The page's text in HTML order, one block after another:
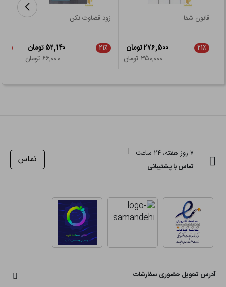
قانون شفا
۲۱٪
۲۷۶,۵۰۰ تومان
۳۵۰,۰۰۰ تومان
زود قضاوت نکن
۲۱٪
۵۲,۱۴۰ تومان
۶۶,۰۰۰ تومان
۷ روز هفته، ۲۴ ساعت
تماس با پشتیبانی
تماس
آدرس تحویل حضوری سفارشات